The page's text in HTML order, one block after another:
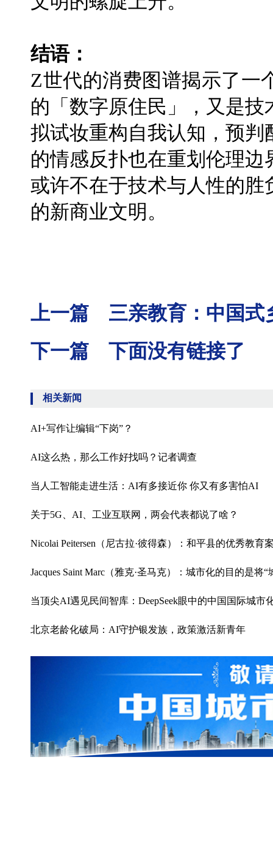
结语：
Z世代的消费图谱揭示了
的「数字原住民」，又是
拟试妆重构自我认知，预
的情感反扑也在重划伦理
或许不在于技术与人性的
的新商业文明。
上一篇 三亲教育：中国式
下一篇 下面没有链接了
相关新闻
AI+写作让编辑“下岗”？
AI这么热，那么工作好找吗？记者调查
当人工智能走进生活：AI有多接近你 你又有多害怕AI
关于5G、AI、工业互联网，两会代表都说了啥？
Nicolai Peitersen（尼古拉·彼得森）：和平县的优秀教育
Jacques Saint Marc（雅克·圣马克）：城市化的目的是将
当顶尖AI遇见民间智库：DeepSeek眼中的中国国际城市
北京老龄化破局：AI守护银发族，政策激活新青年